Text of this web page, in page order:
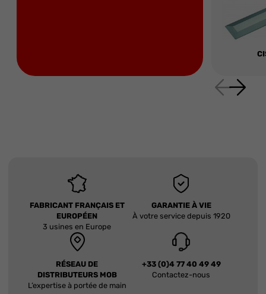
FABRICANT FRANÇAIS ET
EUROPÉEN
3 usines en Europe
GARANTIE À VIE
À votre service depuis 1920
RÉSEAU DE
DISTRIBUTEURS MOB
L’expertise à portée de main
+33 (0)4 77 40 49 49
Contactez-nous